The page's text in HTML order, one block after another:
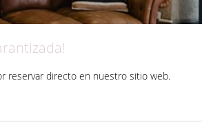
reservar directo en nuestro sitio web.